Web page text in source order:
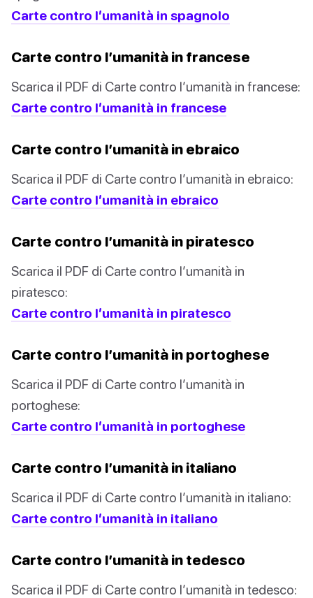
Carte contro l’umanità in spagnolo
Carte contro l’umanità in francese
Scarica il PDF di Carte contro l’umanità in francese:
Carte contro l’umanità in francese
Carte contro l’umanità in ebraico
Scarica il PDF di Carte contro l’umanità in ebraico:
Carte contro l’umanità in ebraico
Carte contro l’umanità in piratesco
Scarica il PDF di Carte contro l’umanità in
piratesco:
Carte contro l’umanità in piratesco
Carte contro l’umanità in portoghese
Scarica il PDF di Carte contro l’umanità in
portoghese:
Carte contro l’umanità in portoghese
Carte contro l’umanità in italiano
Scarica il PDF di Carte contro l’umanità in italiano:
Carte contro l’umanità in italiano
Carte contro l’umanità in tedesco
Scarica il PDF di Carte contro l’umanità in tedesco: